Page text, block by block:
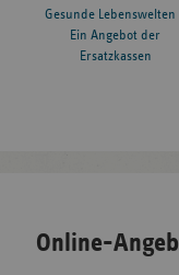
Gesunde Lebenswelten
Ein Angebot der
Ersatzkassen
Online-